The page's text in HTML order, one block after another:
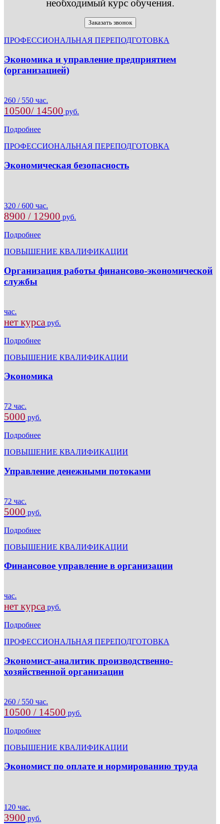
необходимый курс обучения.
Заказать звонок
ПРОФЕССИОНАЛЬНАЯ ПЕРЕПОДГОТОВКА
Экономика и управление предприятием
(организацией)
260 / 550 час.
10500/ 14500 руб.
Подробнее
ПРОФЕССИОНАЛЬНАЯ ПЕРЕПОДГОТОВКА
Экономическая безопасность
320 / 600 час.
8900 / 12900 руб.
Подробнее
ПОВЫШЕНИЕ КВАЛИФИКАЦИИ
Организация работы финансово-экономической
службы
час.
нет курса руб.
Подробнее
ПОВЫШЕНИЕ КВАЛИФИКАЦИИ
Экономика
72 час.
5000 руб.
Подробнее
ПОВЫШЕНИЕ КВАЛИФИКАЦИИ
Управление денежными потоками
72 час.
5000 руб.
Подробнее
ПОВЫШЕНИЕ КВАЛИФИКАЦИИ
Финансовое управление в организации
час.
нет курса руб.
Подробнее
ПРОФЕССИОНАЛЬНАЯ ПЕРЕПОДГОТОВКА
Экономист-аналитик производственно-
хозяйственной организации
260 / 550 час.
10500 / 14500 руб.
Подробнее
ПОВЫШЕНИЕ КВАЛИФИКАЦИИ
Экономист по оплате и нормированию труда
120 час.
3900 руб.